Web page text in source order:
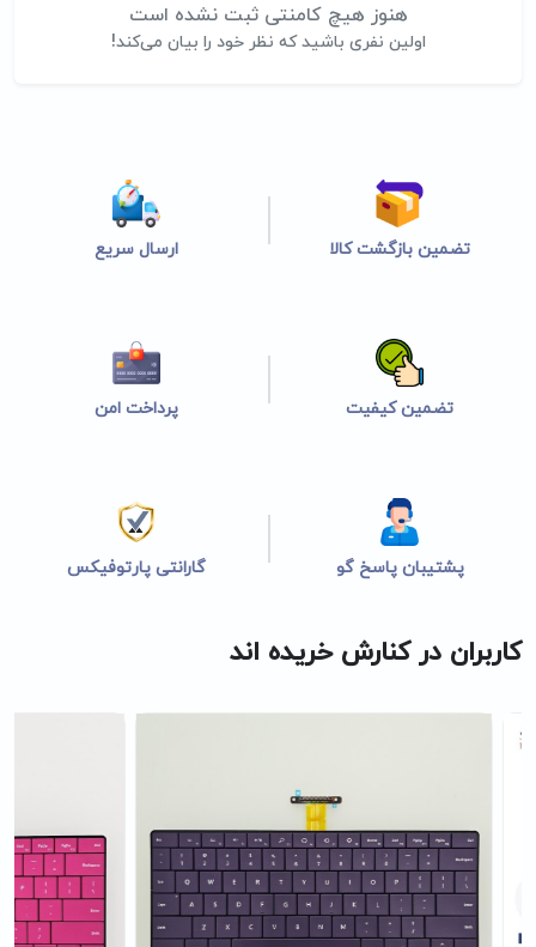
هنوز هیچ کامنتی ثبت نشده است
اولین نفری باشید که نظر خود را بیان می‌کند!
تضمین بازگشت کالا ارسال سریع
تضمین کیفیت پرداخت امن
پشتیبان پاسخ گو گارانتی پارتوفیکس
کاربران در کنارش خریده اند